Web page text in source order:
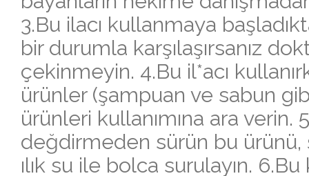
3.Bu ilacı kullanmaya
bir durumla karşılaşırsanız
çekinmeyin. 4.Bu il*acı
ürünler (şampuan ve sabun
ürünleri kullanımına ara verin.
değdirmeden sürün bu
ılık su ile bolca surulayın.